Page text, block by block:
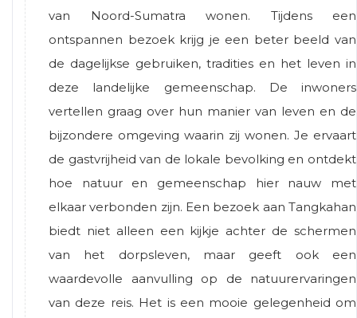
van Noord-Sumatra wonen. Tijdens een
ontspannen bezoek krijg je een beter beeld van
de dagelijkse gebruiken, tradities en het leven in
deze landelijke gemeenschap. De inwoners
vertellen graag over hun manier van leven en de
bijzondere omgeving waarin zij wonen. Je ervaart
de gastvrijheid van de lokale bevolking en ontdekt
hoe natuur en gemeenschap hier nauw met
elkaar verbonden zijn. Een bezoek aan Tangkahan
biedt niet alleen een kijkje achter de schermen
van het dorpsleven, maar geeft ook een
waardevolle aanvulling op de natuurervaringen
van deze reis. Het is een mooie gelegenheid om